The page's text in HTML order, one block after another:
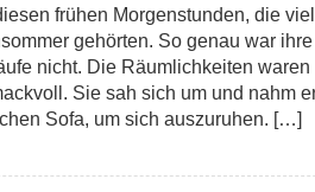
frühen Morgenstunden, die
gehörten. So genau war
nicht. Die Räumlichkeiten
Sie sah sich um und nahm
Sofa, um sich auszuruhen. […]